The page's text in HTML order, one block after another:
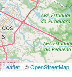
Leaflet | ©OpenStreetMap